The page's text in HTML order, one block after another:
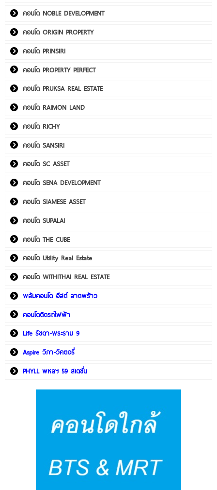
คอนโด NOBLE DEVELOPMENT
คอนโด ORIGIN PROPERTY
คอนโด PRINSIRI
คอนโด PROPERTY PERFECT
คอนโด PRUKSA REAL ESTATE
คอนโด RAIMON LAND
คอนโด RICHY
คอนโด SANSIRI
คอนโด SC ASSET
คอนโด SENA DEVELOPMENT
คอนโด SIAMESE ASSET
คอนโด SUPALAI
คอนโด THE CUBE
คอนโด Utility Real Estate
คอนโด WITHITHAI REAL ESTATE
พลัมคอนโด อีสต์ ลาดพร้าว
คอนโดติดรถไฟฟ้า
Life รัชดา-พระราม 9
Aspire วิภา-วิคตอรี่
PHYLL พหลฯ 59 สเตชั่น